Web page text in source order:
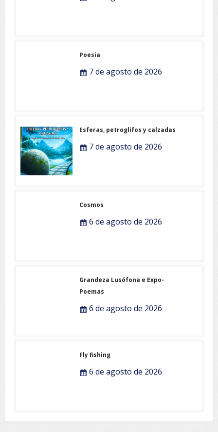
Poesia
7 de agosto de 2026
Esferas, petroglifos y calzadas
7 de agosto de 2026
Cosmos
6 de agosto de 2026
Grandeza Lusófona e Expo-
Poemas
6 de agosto de 2026
Fly fishing
6 de agosto de 2026